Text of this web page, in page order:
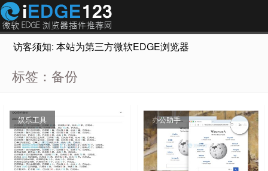
访客须知: 本站为第三方微软EDGE浏览器插件推荐网站，
标签：备份
娱乐工具 办公助手